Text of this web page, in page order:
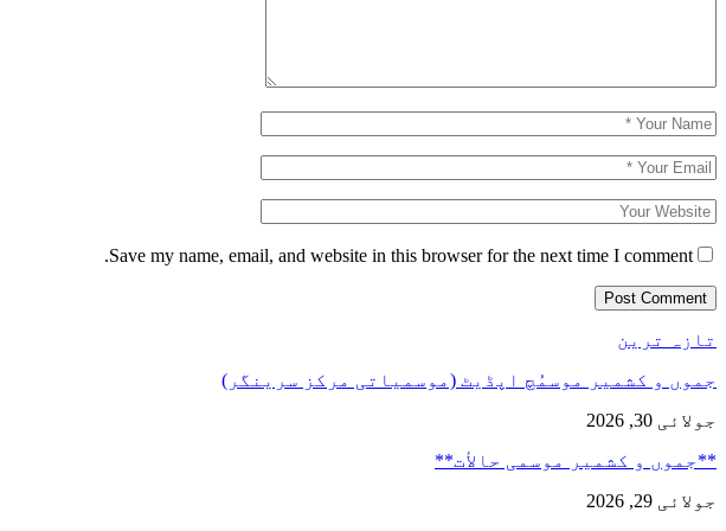
Save my name, email, and website in this browser for the next time I comment.
تازہ ترین
جموں و کشمیر موسمُچ اپڈیٹ (موسمیاتی مرکز سرینگر)
جولائی 30, 2026
**جموں و كشمیر موسمی حالأت**
جولائی 29, 2026